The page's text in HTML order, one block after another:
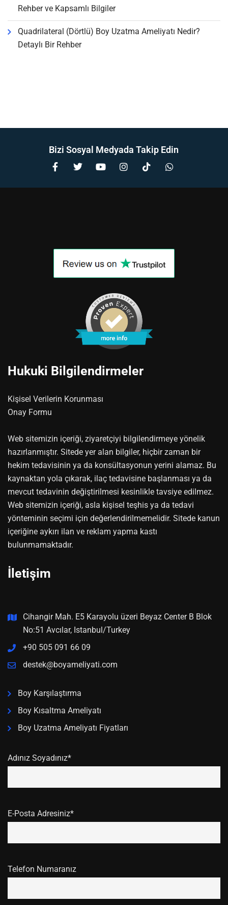
Rehber ve Kapsamlı Bilgiler
Quadrilateral (Dörtlü) Boy Uzatma Ameliyatı Nedir?
Detaylı Bir Rehber
Bizi Sosyal Medyada Takip Edin
Hukuki Bilgilendirmeler
Kişisel Verilerin Korunması
Onay Formu
Web sitemizin içeriği, ziyaretçiyi bilgilendirmeye yönelik
hazırlanmıştır. Sitede yer alan bilgiler, hiçbir zaman bir
hekim tedavisinin ya da konsültasyonun yerini alamaz. Bu
kaynaktan yola çıkarak, ilaç tedavisine başlanması ya da
mevcut tedavinin değiştirilmesi kesinlikle tavsiye edilmez.
Web sitemizin içeriği, asla kişisel teşhis ya da tedavi
yönteminin seçimi için değerlendirilmemelidir. Sitede kanun
içeriğine aykırı ilan ve reklam yapma kastı
bulunmamaktadır.
İletişim
Cihangir Mah. E5 Karayolu üzeri Beyaz Center B Blok
No:51 Avcılar, Istanbul/Turkey
+90 505 091 66 09
destek@boyameliyati.com
Boy Karşılaştırma
Boy Kısaltma Ameliyatı
Boy Uzatma Ameliyatı Fiyatları
Adınız Soyadınız*
E-Posta Adresiniz*
Telefon Numaranız